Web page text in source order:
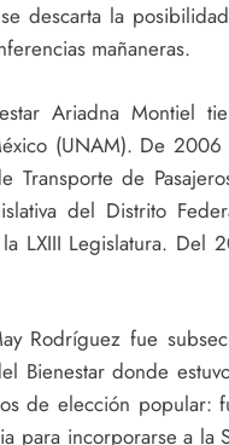
descarta la
mañaneras.
Ariadna Montiel
(UNAM). De
de
del Distrito
LXIII Legislatura. Del
Rodríguez fue
Bienestar donde
de elección popular:
para incorporarse a la